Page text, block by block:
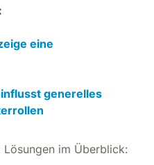
eine
generelles
im Überblick: